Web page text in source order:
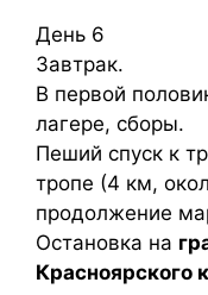
День 6
Завтрак.
В первой
лагере, сборы.
Пеший спуск к
тропе (4 км,
продолжение
Остановка на
Красноярского